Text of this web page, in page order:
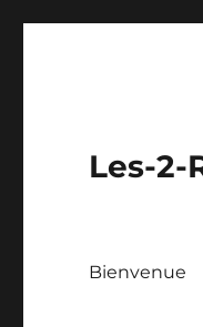
Les-2-
Bienvenue